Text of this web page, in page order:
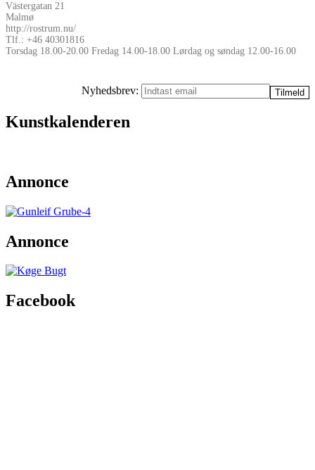
Västergatan 21
Malmø
http://rostrum.nu/
Tlf.: +46 40301816
Torsdag 18.00-20.00 Fredag 14.00-18.00 Lørdag og søndag 12.00-16.00
Nyhedsbrev:
Kunstkalenderen
Annonce
Annonce
Facebook